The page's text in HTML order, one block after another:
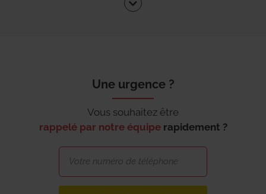
Une urgence ?
Vous souhaitez être
rappelé par notre équipe rapidement ?